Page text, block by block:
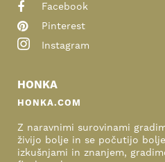
Facebook
Pinterest
Instagram
HONKA
HONKA.COM
Z naravnimi surovinami
živijo bolje in se počutijo
izkušnjami in znanjem,